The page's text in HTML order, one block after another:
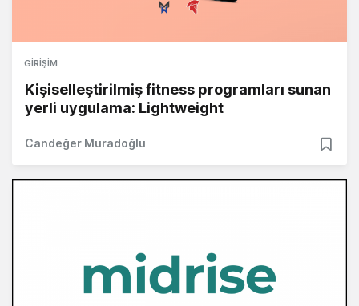
GIRIŞIM
Kişiselleştirilmiş fitness programları sunan
yerli uygulama: Lightweight
Candeğer Muradoğlu